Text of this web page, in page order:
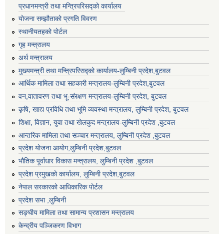
प्रधानमन्त्री तथा मन्त्रिपरिसद्को कार्यालय
योजना सम्झौताको प्रगति विवरण
स्थानीयतहको पोर्टल
गृह मन्त्रालय
अर्थ मन्त्रालय
मुख्यमन्त्री तथा मन्त्रिपरिसद्को कार्यालय-लुम्बिनी प्रदेश,बुटवल
आर्थिक मामिला तथा सहकारी मन्त्रालय-लुम्बिनी प्रदेश,बुटवल
वन,वातावरण तथा भू-संरक्षण मन्त्रालय-लुम्बिनी प्रदेश, बुटवल
कृषि, खाद्य प्रविधि तथा भूमि व्यवस्था मन्त्रालय, लुम्बिनी प्रदेश, बुटवल
शिक्षा, विज्ञान, युवा तथा खेलकुद मन्‍‍त्रालय-लुम्बिनी प्रदेश ,बुटवल
आन्तरिक मामिला तथा सञ्चार मन्त्रालय, लुम्बिनी प्रदेश ,बुटवल
प्रदेश योजना आयोग,लुम्बिनी प्रदेश,बुटवल
भौतिक पूर्वाधार विकास मन्त्रालय, लुम्बिनी प्रदेश ,बुटवल
प्रदेश प्रमुखको कार्यालय, लुम्बिनी प्रदेश,बुटवल
नेपाल सरकारको आधिकारिक पोर्टल
प्रदेश सभा ,लुम्बिनी
सङ्घीय मामिला तथा सामान्य प्रशासन मन्त्रालय
केन्द्रीय पञ्जिकरण विभाग